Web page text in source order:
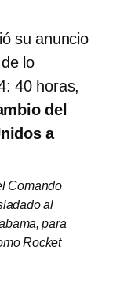
su anuncio
lo
40 horas,
del
a
Comando
al
para
Rocket